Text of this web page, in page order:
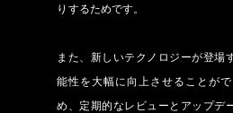
りするためです。
また、新しいテクノロジーが登場
能性を大幅に向上させることが
め、定期的なレビューとアップデ